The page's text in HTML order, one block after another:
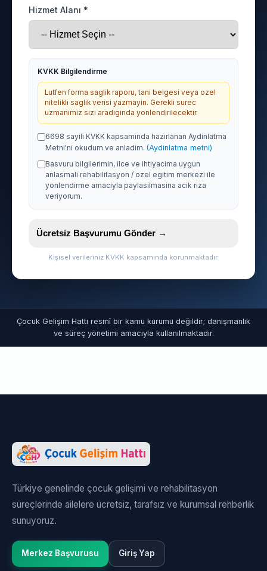
Hizmet Alanı *
KVKK Bilgilendirme
Lutfen forma saglik raporu, tani belgesi veya ozel
nitelikli saglik verisi yazmayin. Gerekli surec
uzmanimiz sizi aradiginda yonlendirilecektir.
6698 sayili KVKK kapsaminda hazirlanan Aydinlatma
Metni'ni okudum ve anladim. (Aydinlatma metni)
Basvuru bilgilerimin, ilce ve ihtiyacima uygun
anlasmali rehabilitasyon / ozel egitim merkezi ile
yonlendirme amaciyla paylasilmasina acik riza
veriyorum.
Ücretsiz Başvurumu Gönder →
Kişisel verileriniz KVKK kapsamında korunmaktadır.
Çocuk Gelişim Hattı resmî bir kamu kurumu değildir; danışmanlık
ve süreç yönetimi amacıyla kullanılmaktadır.
Türkiye genelinde çocuk gelişimi ve rehabilitasyon
süreçlerinde ailelere ücretsiz, tarafsız ve kurumsal rehberlik
sunuyoruz.
Merkez Başvurusu Giriş Yap